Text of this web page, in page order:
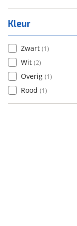
Kleur
Zwart (1)
Wit (2)
Overig (1)
Rood (1)